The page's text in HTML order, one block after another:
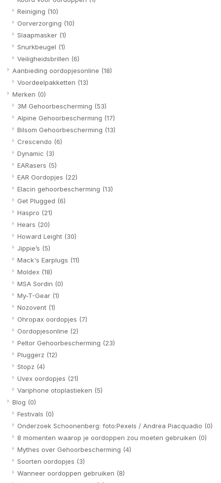
Reiniging (10)
Oorverzorging (10)
Slaapmasker (1)
Snurkbeugel (1)
Veiligheidsbrillen (6)
Aanbieding oordopjesonline (18)
Voordeelpakketten (13)
Merken (0)
3M Gehoorbescherming (53)
Alpine Gehoorbescherming (17)
Bilsom Gehoorbescherming (13)
Crescendo (6)
Dynamic (3)
EARasers (5)
EAR Oordopjes (22)
Elacin gehoorbescherming (13)
Get Plugged (6)
Haspro (21)
Hears (20)
Howard Leight (30)
Jippie’s (5)
Mack's Earplugs (11)
Moldex (18)
MSA Sordin (0)
My-T-Gear (1)
Nozovent (1)
Ohropax oordopjes (7)
Oordopjesonline (2)
Peltor Gehoorbescherming (23)
Pluggerz (12)
Stopz (4)
Uvex oordopjes (21)
Variphone otoplastieken (5)
Blog (0)
Festivals (0)
Onderzoek Schoonenberg: foto:Pexels / Andrea Piacquadio (0)
8 momenten waarop je oordoppen zou moeten gebruiken (0)
Mythes over Gehoorbescherming (4)
Soorten oordopjes (3)
Wanneer oordoppen gebruiken (8)